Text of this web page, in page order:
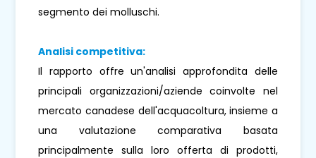
segmento dei molluschi.
Analisi competitiva:
Il rapporto offre un'analisi approfondita delle
principali organizzazioni/aziende coinvolte nel
mercato canadese dell'acquacoltura, insieme a
una valutazione comparativa basata
principalmente sulla loro offerta di prodotti,